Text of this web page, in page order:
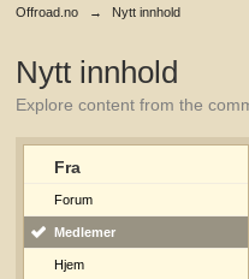
Offroad.no → Nytt innhold
Nytt innhold
Explore content from the
Fra
Forum
Medlemer
Hjem